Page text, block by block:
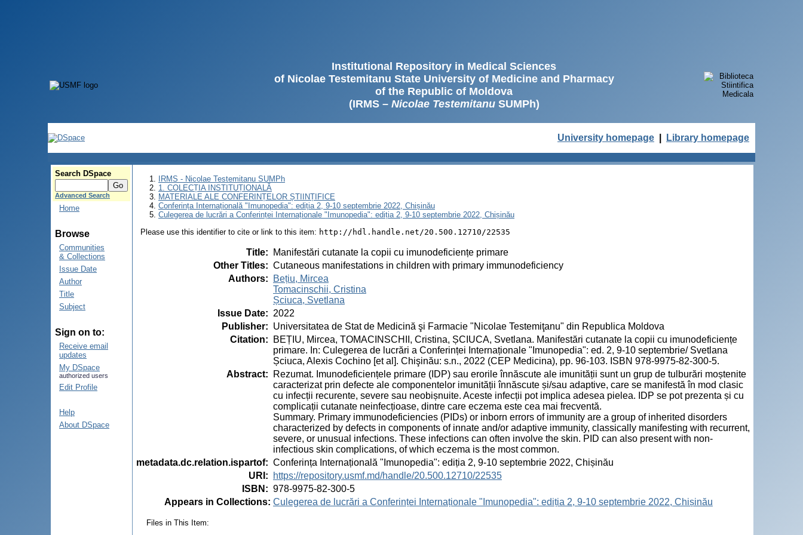
Institutional Repository in Medical Sciences
of Nicolae Testemitanu State University of Medicine and Pharmacy
of the Republic of Moldova
(IRMS – Nicolae TestemitanuSUMPh)
University homepage Library homepage
Search DSpace
Advanced Search
Home
Browse
Communities
& Collections
Issue Date
Author
Title
Subject
Sign on to:
Receive email
updates
My DSpace
authorized users
Edit Profile
Help
About DSpace
IRMS - Nicolae Testemitanu SUMPh
1. COLECȚIA INSTITUȚIONALĂ
MATERIALE ALE CONFERINȚELOR ȘTIINȚIFICE
Conferința Internațională "Imunopedia": ediția 2, 9-10 septembrie 2022, Chișinău
Culegerea de lucrări a Conferinței Internaționale "Imunopedia": ediția 2, 9-10 septembrie 2022, Chișinău
Please use this identifier to cite or link to this item: http://hdl.handle.net/20.500.12710/22535
Title:
Manifestări cutanate la copii cu imunodeficiențe primare
Other Titles: Cutaneous manifestations in children with primary immunodeficiency
Authors:
Bețiu, Mircea
Tomacinschii, Cristina
Șciuca, Svetlana
Issue Date: 2022
Publisher: Universitatea de Stat de Medicină şi Farmacie "Nicolae Testemiţanu" din Republica Moldova
Citation:
BEȚIU, Mircea, TOMACINSCHII, Cristina, ȘCIUCA, Svetlana. Manifestări cutanate la copii cu imunodeficiențe
primare. In: Culegerea de lucrări a Conferinței Internaționale "Imunopedia": ed. 2, 9-10 septembrie/ Svetlana
Șciuca, Alexis Cochino [et al]. Chişinău: s.n., 2022 (CEP Medicina), pp. 96-103. ISBN 978-9975-82-300-5.
Abstract:
Rezumat. Imunodeficiențele primare (IDP) sau erorile înnăscute ale imunității sunt un grup de tulburări moștenite
caracterizat prin defecte ale componentelor imunității înnăscute și/sau adaptive, care se manifestă în mod clasic
cu infecții recurente, severe sau neobișnuite. Aceste infecții pot implica adesea pielea. IDP se pot prezenta și cu
complicații cutanate neinfecțioase, dintre care eczema este cea mai frecventă.
Summary. Primary immunodeficiencies (PIDs) or inborn errors of immunity are a group of inherited disorders
characterized by defects in components of innate and/or adaptive immunity, classically manifesting with recurrent,
severe, or unusual infections. These infections can often involve the skin. PID can also present with non-
infectious skin complications, of which eczema is the most common.
metadata.dc.relation.ispartof: Conferința Internațională "Imunopedia": ediția 2, 9-10 septembrie 2022, Chișinău
URI :
https://repository.usmf.md/handle/20.500.12710/22535
ISBN : 978-9975-82-300-5
Appears in Collections: Culegerea de lucrări a Conferinței Internaționale "Imunopedia": ediția 2, 9-10 septembrie 2022, Chișinău
Files in This Item: